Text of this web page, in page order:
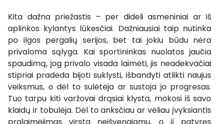
Kita dažna priežastis – per dideli asmeniniai ar iš
aplinkos kylantys lūkesčiai. Dažniausiai taip nutinka
po ilgos pergalių serijos, bet tai jokiu būdu nėra
privaloma sąlyga. Kai sportininkas nuolatos jaučia
spaudimą, jog privalo visada laimėti, jis neadekvačiai
stipriai pradeda bijoti suklysti, išbandyti atlikti naujus
veiksmus, o dėl to sulėtėja ar sustoja jo progresas.
Tuo tarpu kiti varžovai drąsiai klysta, mokosi iš savo
klaidų ir tobulėja. Dėl to anksčiau ar vėliau įvyksiantis